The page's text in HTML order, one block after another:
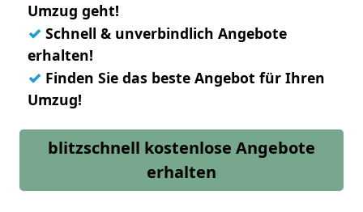
Umzug geht!
✓ Schnell & unverbindlich Angebote
erhalten!
✓ Finden Sie das beste Angebot für Ihren
Umzug!
blitzschnell kostenlose Angebote
erhalten